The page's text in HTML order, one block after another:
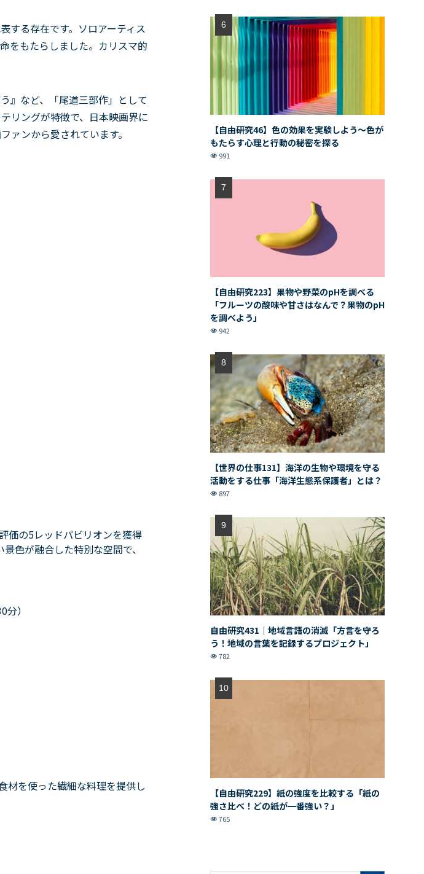
する存在です。ソロアーティス
をもたらしました。カリスマ的
』など、「尾道三部作」として
リングが特徴で、日本映画界に
ァンから愛されています。
価の5レッドパビリオンを獲得
色が融合した特別な空間で、
）
材を使った繊細な料理を提供し
【自由研究46】色の効果を実験しよう〜色が
もたらす心理と行動の秘密を探る
991
【自由研究223】果物や野菜のpHを調べる
「フルーツの酸味や甘さはなんで？果物のpH
を調べよう」
942
【世界の仕事131】海洋の生物や環境を守る
活動をする仕事「海洋生態系保護者」とは？
897
自由研究431｜地域言語の消滅「方言を守ろ
う！地域の言葉を記録するプロジェクト」
782
【自由研究229】紙の強度を比較する「紙の
強さ比べ！どの紙が一番強い？」
765